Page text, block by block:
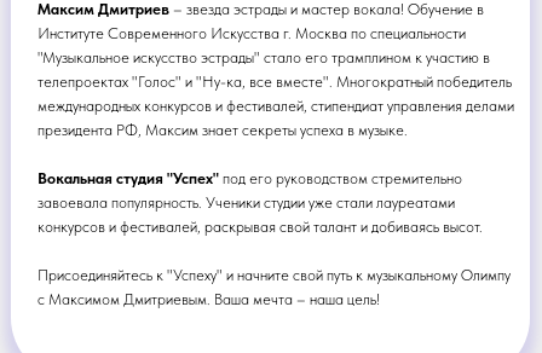
Максим Дмитриев – звезда эстрады и мастер вокала! Обучение в
Институте Современного Искусства г. Москва по специальности
"Музыкальное искусство эстрады" стало его трамплином к участию в
телепроектах "Голос" и "Ну-ка, все вместе". Многократный победитель
международных конкурсов и фестивалей, стипендиат управления делами
президента РФ, Максим знает секреты успеха в музыке.
Вокальная студия "Успех" под его руководством стремительно
завоевала популярность. Ученики студии уже стали лауреатами
конкурсов и фестивалей, раскрывая свой талант и добиваясь высот.
Присоединяйтесь к "Успеху" и начните свой путь к музыкальному Олимпу
с Максимом Дмитриевым. Ваша мечта – наша цель!